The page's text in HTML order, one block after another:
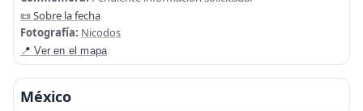
📜 Sobre la fecha
Fotografía: Nicodos
📍 Ver en el mapa
México